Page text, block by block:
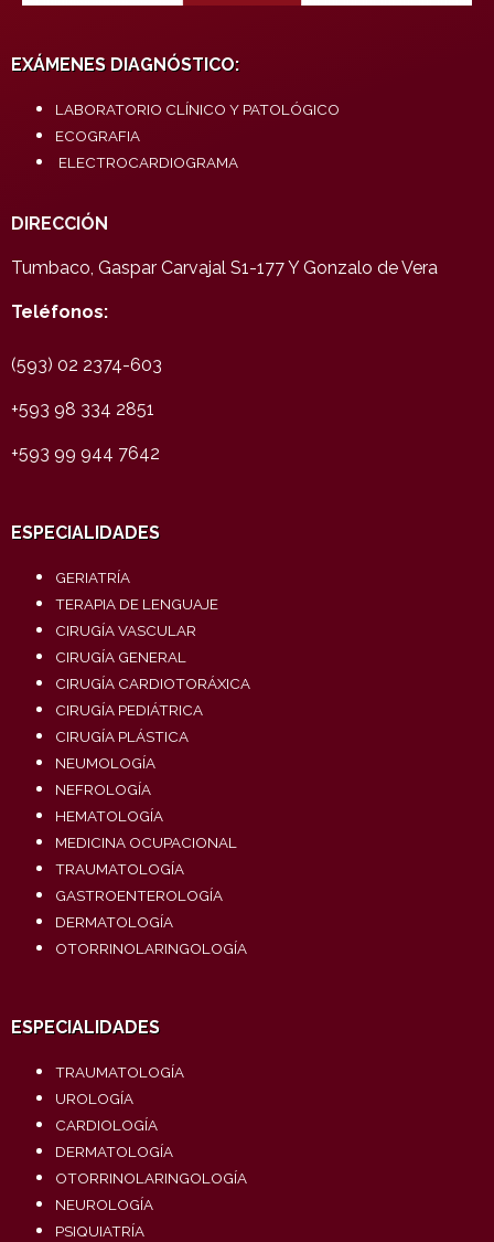
EXÁMENES DIAGNÓSTICO:
LABORATORIO CLÍNICO Y PATOLÓGICO
ECOGRAFIA
ELECTROCARDIOGRAMA
DIRECCIÓN
Tumbaco, Gaspar Carvajal S1-177 Y Gonzalo de Vera
Teléfonos:
(593) 02 2374-603
+593 98 334 2851
+593 99 944 7642
ESPECIALIDADES
GERIATRÍA
TERAPIA DE LENGUAJE
CIRUGÍA VASCULAR
CIRUGÍA GENERAL
CIRUGÍA CARDIOTORÁXICA
CIRUGÍA PEDIÁTRICA
CIRUGÍA PLÁSTICA
NEUMOLOGÍA
NEFROLOGÍA
HEMATOLOGÍA
MEDICINA OCUPACIONAL
TRAUMATOLOGÍA
GASTROENTEROLOGÍA
DERMATOLOGÍA
OTORRINOLARINGOLOGÍA
ESPECIALIDADES
TRAUMATOLOGÍA
UROLOGÍA
CARDIOLOGÍA
DERMATOLOGÍA
OTORRINOLARINGOLOGÍA
NEUROLOGÍA
PSIQUIATRÍA